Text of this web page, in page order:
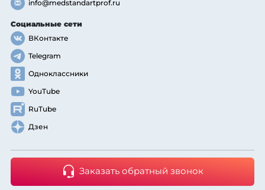
info@medstandartprof.ru
Социальные сети
ВКонтакте
Telegram
Одноклассники
YouTube
RuTube
Дзен
Заказать обратный звонок